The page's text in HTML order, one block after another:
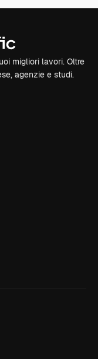
migliori lavori. Oltre
agenzie e studi.